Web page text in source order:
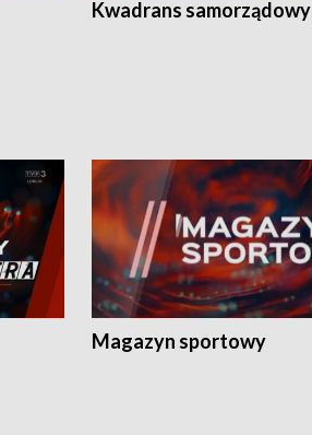
Kwadrans samorządowy
Magazyn sportowy